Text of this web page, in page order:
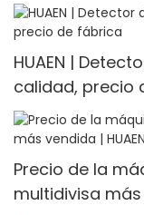
HUAEN |
calidad, precio
Precio de la
multidivisa más